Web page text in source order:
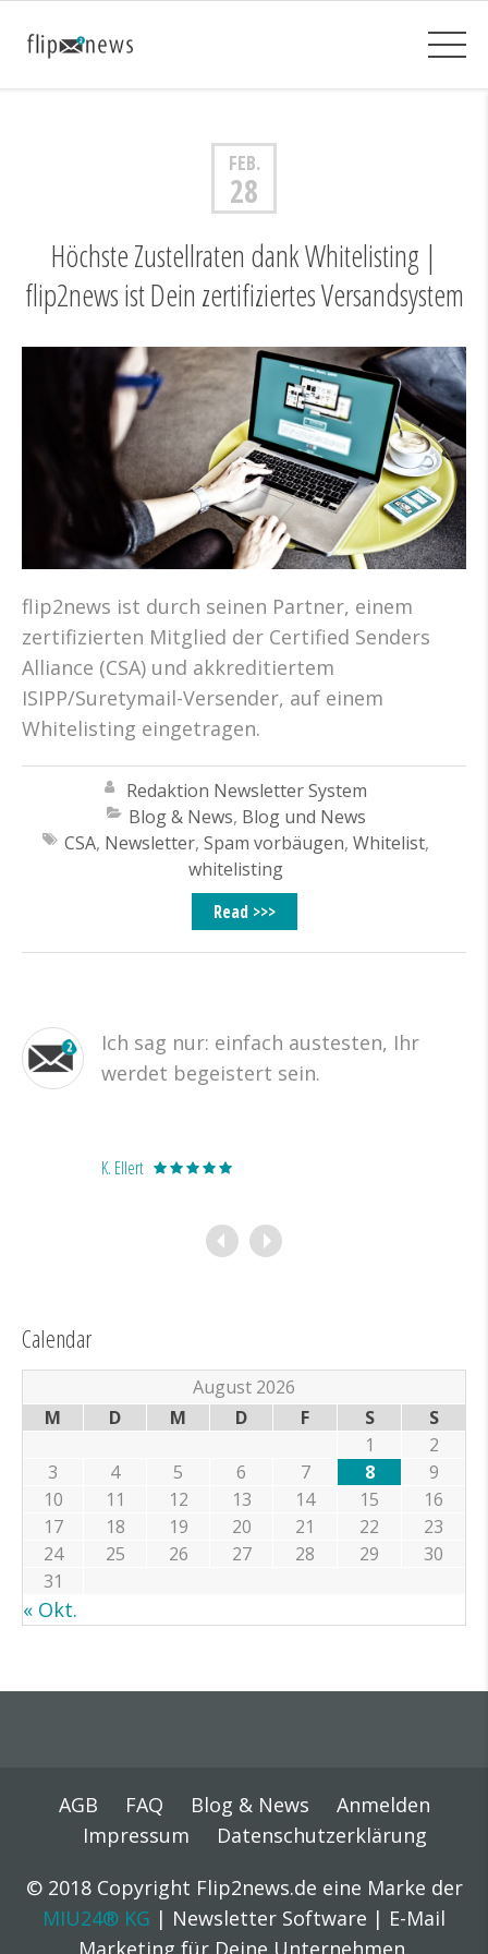
FEB.
28
Höchste Zustellraten dank Whitelisting |
flip2news ist Dein zertifiziertes Versandsystem
flip2news ist durch seinen Partner, einem
zertifizierten Mitglied der Certified Senders
Alliance (CSA) und akkreditiertem
ISIPP/Suretymail-Versender, auf einem
Whitelisting eingetragen.
Redaktion Newsletter System
Blog & News, Blog und News
CSA, Newsletter, Spam vorbäugen, Whitelist,
whitelisting
Read >>>
Ich sag nur: einfach austesten, Ihr
werdet begeistert sein.
K. Ellert
Calendar
August 2026
M
D M D F S
S
1
2
3
4 5 6 7 8
9
10
11 12 13 14 15
16
17
18 19 20 21 22
23
24
25 26 27 28 29
30
31
« Okt.
AGB FAQ Blog & News
Anmelden
Impressum
Datenschutzerklärung
© 2018 Copyright Flip2news.de eine Marke der
MIU24® KG | Newsletter Software | E-Mail
Marketing für Deine Unternehmen.